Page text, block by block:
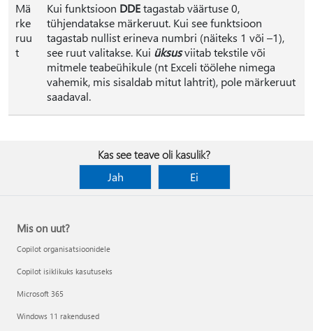
Mä
rke
ruu
t
Kui funktsioon DDEtagastab väärtuse 0,
tühjendatakse märkeruut. Kui see funktsioon
tagastab nullist erineva numbri (näiteks 1 või –1),
see ruut valitakse. Kui üksusviitab tekstile või
mitmele teabeühikule (nt Exceli töölehe nimega
vahemik, mis sisaldab mitut lahtrit), pole märkeruut
saadaval.
Kas see teave oli kasulik?
Jah
Ei
Mis on uut?
Copilot organisatsioonidele
Copilot isiklikuks kasutuseks
Microsoft 365
Windows 11 rakendused